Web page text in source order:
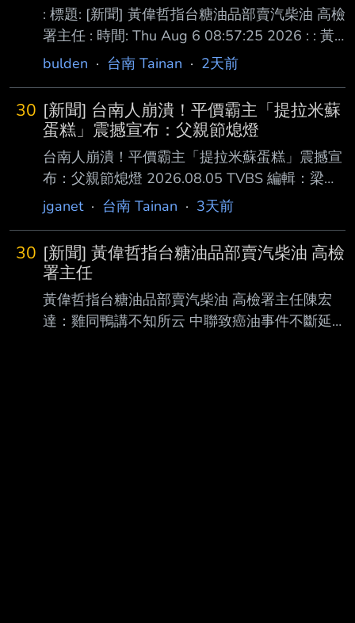
: 標題: [新聞] 黃偉哲指台糖油品部賣汽柴油 高檢
署主任 : 時間: Thu Aug 6 08:57:25 2026 : : 黃
偉哲指台糖油品部賣汽柴油 高檢署主任陳宏
延燒，台灣糖業公司被揭露5月知悉苯駢芘超標
卻未通報，台南市長 : 黃偉哲訪查台糖油品事業
部，酸賣的是「汽柴油」而非食用油。台灣高等
檢察署主任檢察 : 官陳宏達今再度表示，台糖通
報問題真正的爭點並不在「油品事業部」，整起
事件的核心 : 在「台糖公司是否依法負有通報義
務」。 : 推 doome
bulden · 台南 Tainan · 2天前
30 [新聞] 台南人崩潰！平價霸主「提拉米蘇
蛋糕」震撼宣布：父親節熄燈
台南人崩潰！平價霸主「提拉米蘇蛋糕」震撼宣
布：父親節熄燈 2026.08.05 TVBS 編輯：梁雪
婷 父親節將至，許多民眾準備購買蛋糕與家人
蘇 精緻蛋糕」卻傳出震撼彈！其位於台南的分
店無預警宣布，將在8月9日父親節隔天正式劃下
句點，消息一出讓不少在地老饕與死忠顧客直呼
捨不得。 提拉米蘇精緻蛋糕台南店傳熄燈 「提
拉米蘇精緻蛋糕」以價格實惠、用料扎實聞名，
jganet· 台南 Tainan · 3天前
30 [新聞] 黃偉哲指台糖油品部賣汽柴油 高檢
署主任
黃偉哲指台糖油品部賣汽柴油 高檢署主任陳宏
達：雞同鴨講不知所云 中聯致癌油事件不斷延